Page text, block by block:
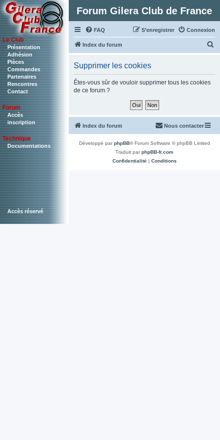
Le Club
Présentation
Adhésion
Pièces
Commandes
Partenaires
Rencontres
Contact
Forum
Accès
inscription
Technique
Documentations
Accès réservé
Forum Gilera Club de France
FAQ Connexion
S’enregistrer
Index du forum
Supprimer les cookies
Êtes-vous sûr de vouloir supprimer tous les cookies
de ce forum ?
Index du forum Nous contacter
Développé parphpBB® Forum Software © phpBB Limited
Traduit parphpBB-fr.com
Confidentialité| Conditions